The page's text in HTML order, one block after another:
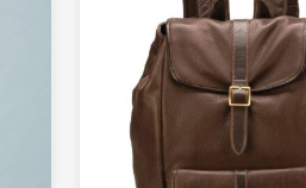
219
SPARTOO.fr